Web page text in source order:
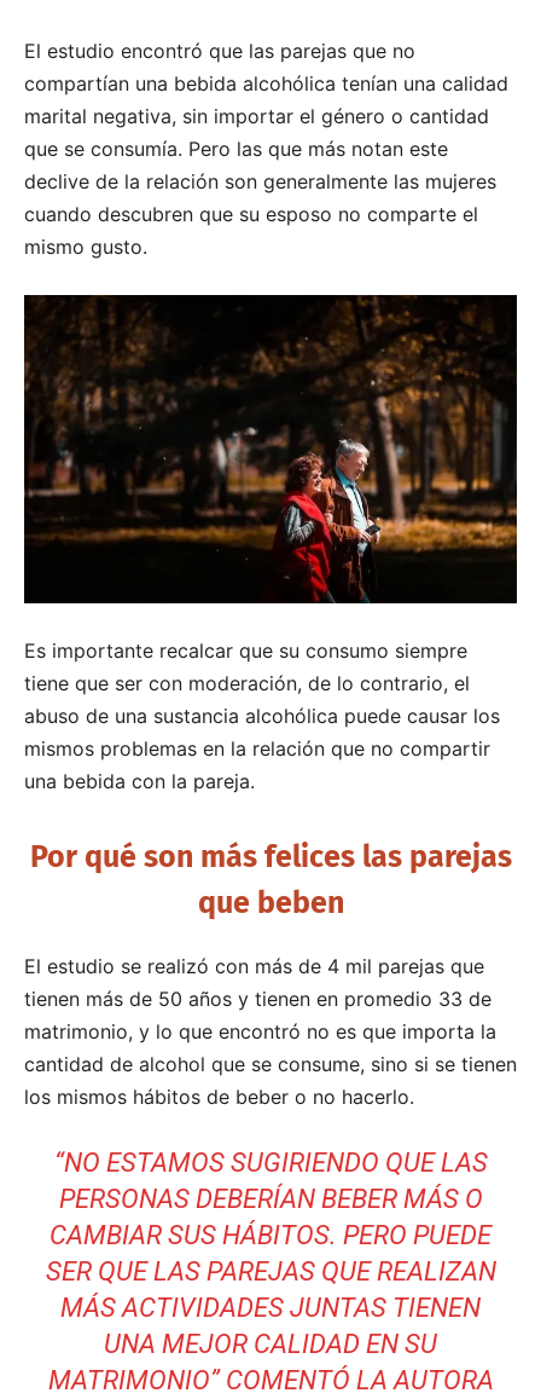
El estudio encontró que las parejas que no
compartían una bebida alcohólica tenían una calidad
marital negativa, sin importar el género o cantidad
que se consumía. Pero las que más notan este
declive de la relación son generalmente las mujeres
cuando descubren que su esposo no comparte el
mismo gusto.
Es importante recalcar que su consumo siempre
tiene que ser con moderación, de lo contrario, el
abuso de una sustancia alcohólica puede causar los
mismos problemas en la relación que no compartir
una bebida con la pareja.
Por qué son más felices las parejas
que beben
El estudio se realizó con más de 4 mil parejas que
tienen más de 50 años y tienen en promedio 33 de
matrimonio, y lo que encontró no es que importa la
cantidad de alcohol que se consume, sino si se tienen
los mismos hábitos de beber o no hacerlo.
“NO ESTAMOS SUGIRIENDO QUE LAS
PERSONAS DEBERÍAN BEBER MÁS O
CAMBIAR SUS HÁBITOS. PERO PUEDE
SER QUE LAS PAREJAS QUE REALIZAN
MÁS ACTIVIDADES JUNTAS TIENEN
UNA MEJOR CALIDAD EN SU
MATRIMONIO” COMENTÓ LA AUTORA